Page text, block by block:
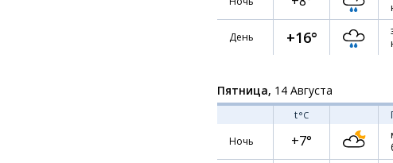
День +16°
Пятница, 14 Августа
t°C
Ночь
+7°